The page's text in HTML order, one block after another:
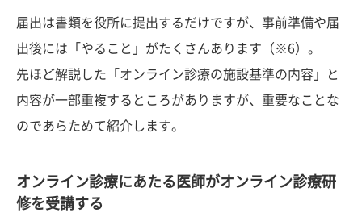
届出は書類を役所に提出するだけですが、事前準備や届
出後には「やること」がたくさんあります（※6）。
先ほど解説した「オンライン診療の施設基準の内容」と
内容が一部重複するところがありますが、重要なことな
のであらためて紹介します。
オンライン診療にあたる医師がオンライン診療研
修を受講する